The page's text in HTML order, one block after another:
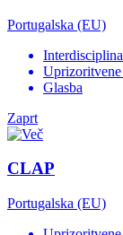
Portugalska (EU)
Uprizoritvene
Glasba
Zaprt
CLAP
Portugalska (EU)